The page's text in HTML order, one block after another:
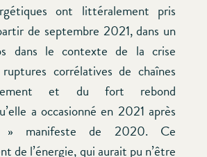
ont littéralement pris
de septembre 2021, dans un
dans le contexte de la crise
corrélatives de chaînes
et du fort rebond
a occasionné en 2021 après
manifeste de 2020. Ce
de l’énergie, qui aurait pu n’être